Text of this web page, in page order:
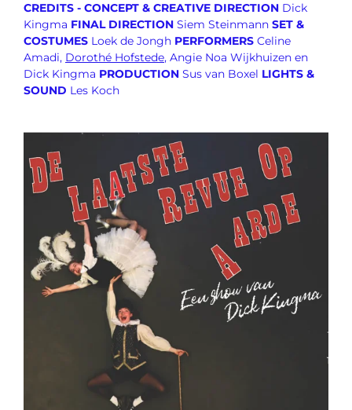
CREDITS - CONCEPT & CREATIVE DIRECTION Dick
Kingma FINAL DIRECTION Siem Steinmann SET &
COSTUMES Loek de Jongh PERFORMERS Celine
Amadi, Dorothé Hofstede, Angie Noa Wijkhuizen en
Dick Kingma PRODUCTION Sus van Boxel LIGHTS &
SOUND Les Koch